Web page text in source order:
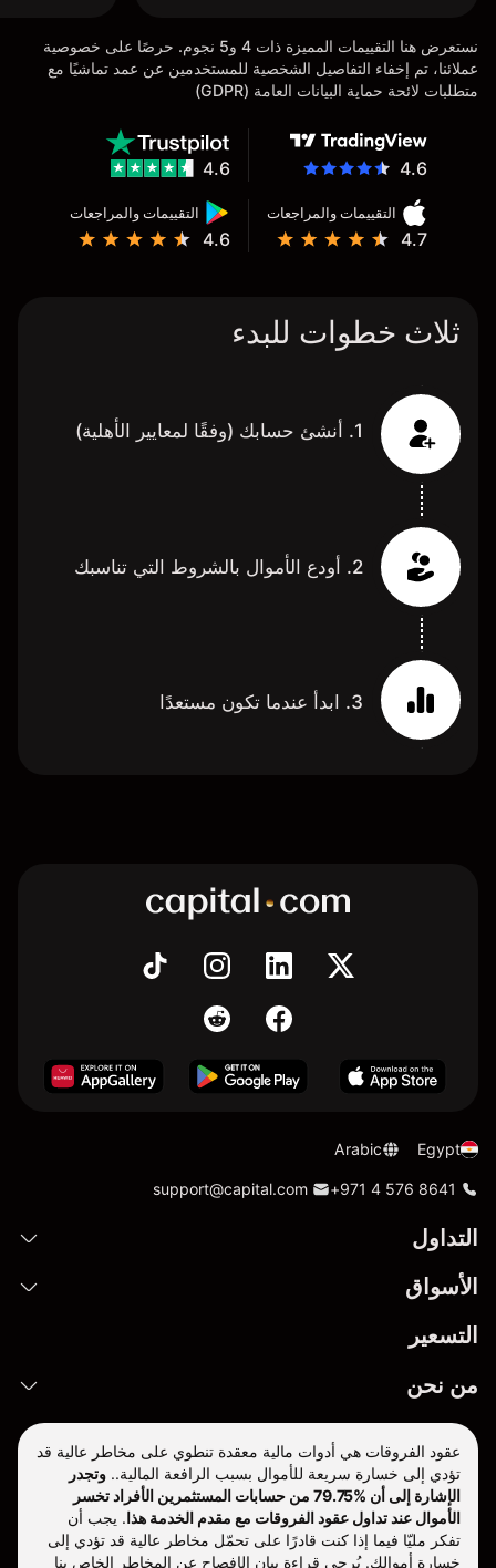
نستعرض هنا التقييمات المميزة ذات 4 و5 نجوم. حرصًا على خصوصية
عملائنا، تم إخفاء التفاصيل الشخصية للمستخدمين عن عمد تماشيًا مع
متطلبات لائحة حماية البيانات العامة (GDPR)
4.6
التقييمات والمراجعات
4.7
التقييمات والمراجعات
4.6
4.6
ثلاث خطوات للبدء
1. أنشئ حسابك (وفقًا لمعايير الأهلية)
2. أودع الأموال بالشروط التي تناسبك
3. ابدأ عندما تكون مستعدًا
Egypt
Arabic
+971 4 576 8641
support@capital.com
التداول
الأسواق
التسعير
من نحن
عقود الفروقات هي أدوات مالية معقدة تنطوي على مخاطر عالية قد
تؤدي إلى خسارة سريعة للأموال بسبب الرافعة المالية.. وتجدر
الإشارة إلى أن %79.75 من حسابات المستثمرين الأفراد تخسر
الأموال عند تداول عقود الفروقات مع مقدم الخدمة هذا. يجب أن
تفكر مليّا فيما إذا كنت قادرًا على تحمّل مخاطر عالية قد تؤدي إلى
خسارة أموالك. يُرجى قراءة بيان الإفصاح عن المخاطر الخاص بنا